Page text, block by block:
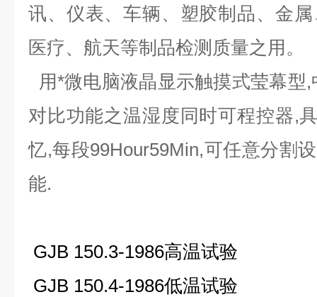
讯、仪表、车辆、塑胶制品、金
医疗、航天等制品检测质量之用。
用*微电脑液晶显示触摸式莹幕型
对比功能之温湿度同时可程控器,
忆,每段99Hour59Min,可任意分割
能.
GJB 150.3-1986高温试验
GJB 150.4-1986低温试验